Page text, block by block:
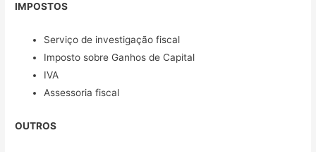
IMPOSTOS
Serviço de investigação fiscal
Imposto sobre Ganhos de Capital
IVA
Assessoria fiscal
OUTROS